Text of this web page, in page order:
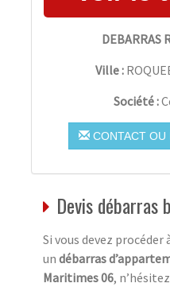
DEBARRAS
Ville :
Société :
CONTACT OU
Devis débarras
Si vous devez procéder
un débarras
Maritimes 06,